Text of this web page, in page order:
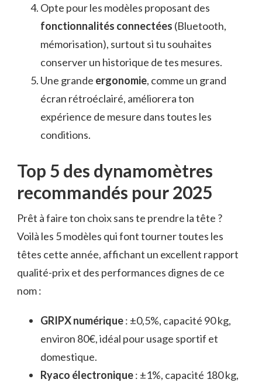
Opte pour les modèles proposant des
fonctionnalités connectées (Bluetooth,
mémorisation), surtout si tu souhaites
conserver un historique de tes mesures.
Une grande ergonomie, comme un grand
écran rétroéclairé, améliorera ton
expérience de mesure dans toutes les
conditions.
Top 5 des dynamomètres
recommandés pour 2025
Prêt à faire ton choix sans te prendre la tête ?
Voilà les 5 modèles qui font tourner toutes les
têtes cette année, affichant un excellent rapport
qualité-prix et des performances dignes de ce
nom :
GRIPX numérique: ±0,5%, capacité 90 kg,
environ 80€, idéal pour usage sportif et
domestique.
Ryaco électronique: ±1%, capacité 180 kg,